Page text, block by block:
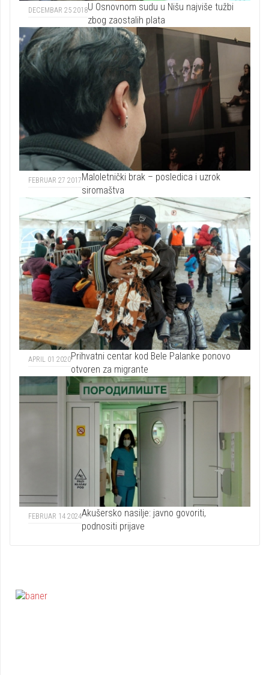
DECEMBAR 25 2018U Osnovnom sudu u Nišu najviše tužbi
zbog zaostalih plata
FEBRUAR 27 2017Maloletnički brak – posledica i uzrok
siromaštva
APRIL 01 2020Prihvatni centar kod Bele Palanke ponovo
otvoren za migrante
FEBRUAR 14 2024Akušersko nasilje: javno govoriti,
podnositi prijave